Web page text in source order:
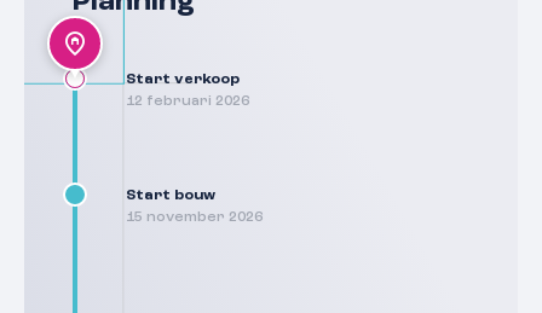
Start verkoop
12 februari 2026
Start bouw
15 november 2026